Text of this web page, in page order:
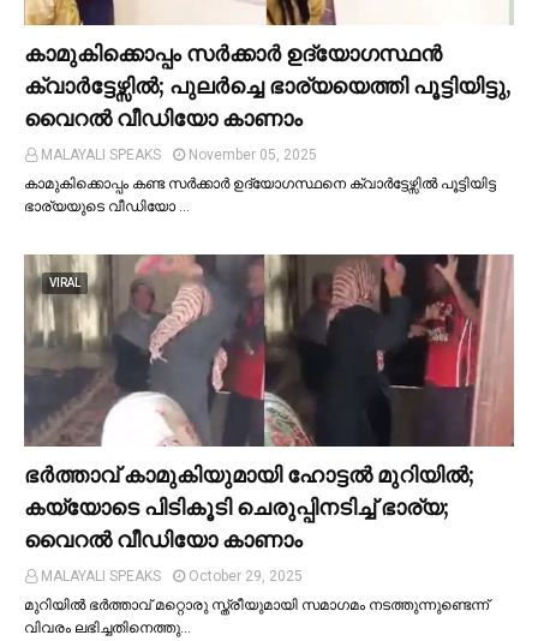
കാമുകിക്കൊപ്പം സര്‍ക്കാര്‍ ഉദ്യോഗസ്ഥൻ
ക്വാര്‍ട്ടേഴ്സില്‍; പുലര്‍ച്ചെ ഭാര്യയെത്തി പൂട്ടിയിട്ടു,
വൈറല്‍ വീഡിയോ കാണാം
MALAYALI SPEAKS
November 05, 2025
കാമുകിക്കൊപ്പം കണ്ട സർക്കാർ ഉദ്യോഗസ്ഥനെ ക്വാർട്ടേഴ്സില്‍ പൂട്ടിയിട്ട
ഭാര്യയുടെ വീഡിയോ …
VIRAL
ഭര്‍ത്താവ് കാമുകിയുമായി ഹോട്ടല്‍ മുറിയില്‍;
കയ്യോടെ പിടികൂടി ചെരുപ്പിനടിച്ച്‌ ഭാര്യ;
വൈറൽ വീഡിയോ കാണാം
MALAYALI SPEAKS
October 29, 2025
മുറിയില്‍ ഭർത്താവ് മറ്റൊരു സ്ത്രീയുമായി സമാഗമം നടത്തുന്നുണ്ടെന്ന്
വിവരം ലഭിച്ചതിനെത്തു…